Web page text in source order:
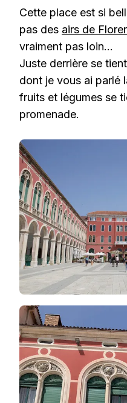
Cette place est si
pas des airs de
vraiment pas loin…
Juste derrière se
dont je vous ai parlé
fruits et légumes se
promenade.